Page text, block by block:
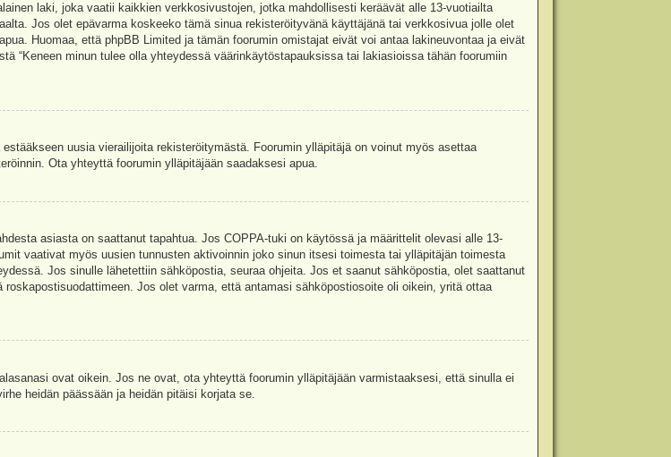
laki, joka vaatii kaikkien verkkosivustojen, jotka mahdollisesti keräävät alle 13-vuotiailta
Jos olet epävarma koskeeko tämä sinua rekisteröityvänä käyttäjänä tai verkkosivua jolle olet
Huomaa, että phpBB Limited ja tämän foorumin omistajat eivät voi antaa lakineuvontaa ja eivät
“Keneen minun tulee olla yhteydessä väärinkäytöstapauksissa tai lakiasioissa tähän foorumiin
uusia vierailijoita rekisteröitymästä. Foorumin ylläpitäjä on voinut myös asettaa
Ota yhteyttä foorumin ylläpitäjään saadaksesi apua.
asiasta on saattanut tapahtua. Jos COPPA-tuki on käytössä ja määrittelit olevasi alle 13-
vaativat myös uusien tunnusten aktivoinnin joko sinun itsesi toimesta tai ylläpitäjän toimesta
Jos sinulle lähetettiin sähköpostia, seuraa ohjeita. Jos et saanut sähköpostia, olet saattanut
Jos olet varma, että antamasi sähköpostiosoite oli oikein, yritä ottaa
ovat oikein. Jos ne ovat, ota yhteyttä foorumin ylläpitäjään varmistaaksesi, että sinulla ei
heidän päässään ja heidän pitäisi korjata se.